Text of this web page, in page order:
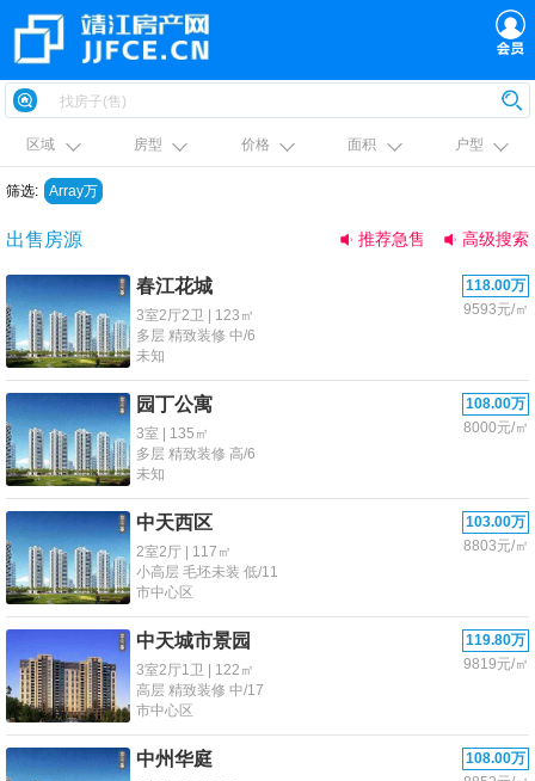
区域 房型 价格 面积 户型
筛选: Array万
出售房源 高级搜索
推荐急售
春江花城
118.00万
9593元/㎡
3室2厅2卫 | 123㎡
多层 精致装修 中/6
未知
园丁公寓
108.00万
8000元/㎡
3室 | 135㎡
多层 精致装修 高/6
未知
中天西区
103.00万
8803元/㎡
2室2厅 | 117㎡
小高层 毛坯未装 低/11
市中心区
中天城市景园
119.80万
9819元/㎡
3室2厅1卫 | 122㎡
高层 精致装修 中/17
市中心区
中州华庭
108.00万